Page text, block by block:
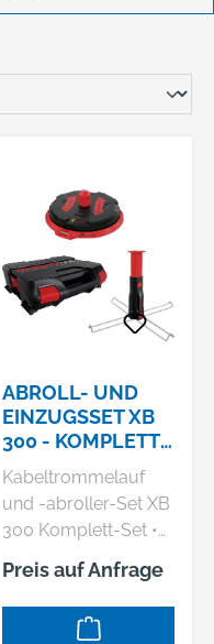
ABROLL- UND
EINZUGSSET XB
300 - KOMPLETT-
SET RUNPOTEC
Kabeltrommelauf
und -abroller-Set XB
300 Komplett-Set •
Für beschädigte
Kabeltrommeln, kein
Kabelgewirr •
Störungsfreies und
Preis auf Anfrage